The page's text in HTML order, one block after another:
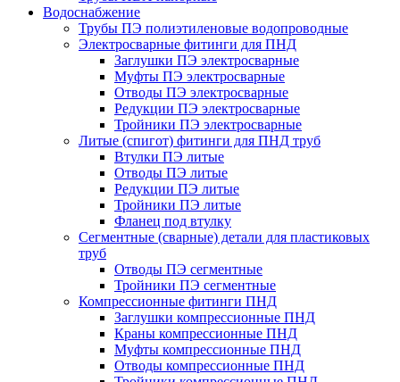
Водоснабжение
Трубы ПЭ полиэтиленовые водопроводные
Электросварные фитинги для ПНД
Заглушки ПЭ электросварные
Муфты ПЭ электросварные
Отводы ПЭ электросварные
Редукции ПЭ электросварные
Тройники ПЭ электросварные
Литые (спигот) фитинги для ПНД труб
Втулки ПЭ литые
Отводы ПЭ литые
Редукции ПЭ литые
Тройники ПЭ литые
Фланец под втулку
Сегментные (сварные) детали для пластиковых
труб
Отводы ПЭ сегментные
Тройники ПЭ сегментные
Компрессионные фитинги ПНД
Заглушки компрессионные ПНД
Краны компрессионные ПНД
Муфты компрессионные ПНД
Отводы компрессионные ПНД